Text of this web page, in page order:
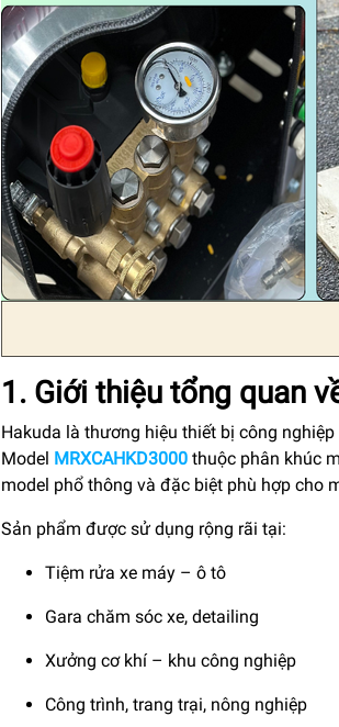
1. Giới thiệu tổng quan
Hakuda là thương hiệu thiết bị công
Model MRXCAHKD3000 thuộc phân khúc
model phổ thông và đặc biệt phù hợp cho
Sản phẩm được sử dụng rộng rãi tại:
Tiệm rửa xe máy – ô tô
Gara chăm sóc xe, detailing
Xưởng cơ khí – khu công nghiệp
Công trình, trang trại, nông nghiệp